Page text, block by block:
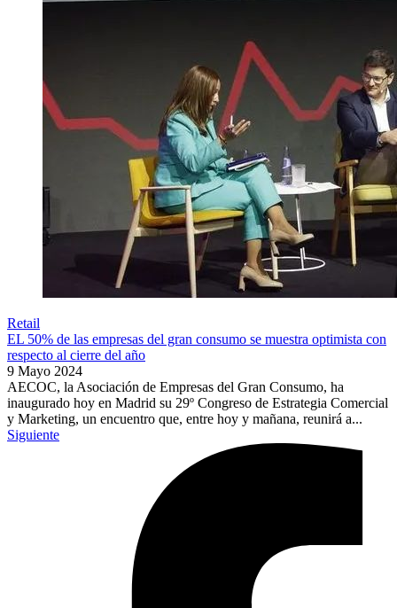
Retail
EL 50% de las empresas del gran consumo se muestra optimista con
respecto al cierre del año
9 Mayo 2024
AECOC, la Asociación de Empresas del Gran Consumo, ha
inaugurado hoy en Madrid su 29º Congreso de Estrategia Comercial
y Marketing, un encuentro que, entre hoy y mañana, reunirá a...
Siguiente